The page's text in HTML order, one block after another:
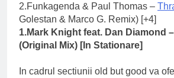
2.Funkagenda & Paul Thomas –
Golestan & Marco G. Remix) [+4]
1.Mark Knight feat. Dan Diamond –
(Original Mix) [In Stationare]
In cadrul sectiunii old but good va